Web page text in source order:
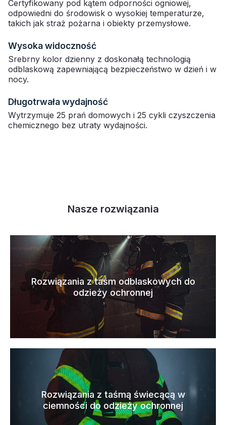
Certyfikowany pod kątem odporności ogniowej,
odpowiedni do środowisk o wysokiej temperaturze,
takich jak straż pożarna i obiekty przemysłowe.
Wysoka widoczność
Srebrny kolor dzienny z doskonałą technologią
odblaskową zapewniającą bezpieczeństwo w dzień i w
nocy.
Długotrwała wydajność
Wytrzymuje 25 prań domowych i 25 cykli czyszczenia
chemicznego bez utraty wydajności.
Nasze rozwiązania
Rozwiązania z taśm odblaskowych do
odzieży ochronnej
Rozwiązania z taśmą świecącą w
ciemności do odzieży ochronnej